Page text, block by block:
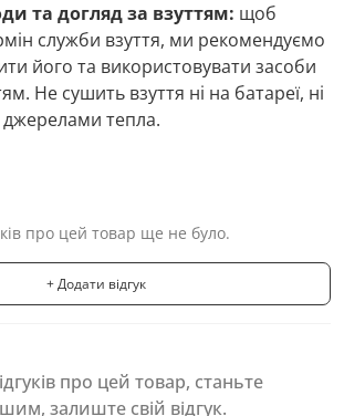
та догляд за взуттям: щоб
служби взуття, ми рекомендуємо
його та використовувати засоби
Не сушить взуття ні на батареї, ні
тепла.
про цей товар ще не було.
+ Додати відгук
про цей товар, станьте
залиште свій відгук.